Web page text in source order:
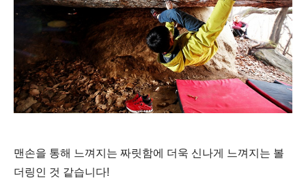
맨손을 통해 느껴지는 짜릿함에 더욱 신나게 느껴지는 볼
더링인 것 같습니다!